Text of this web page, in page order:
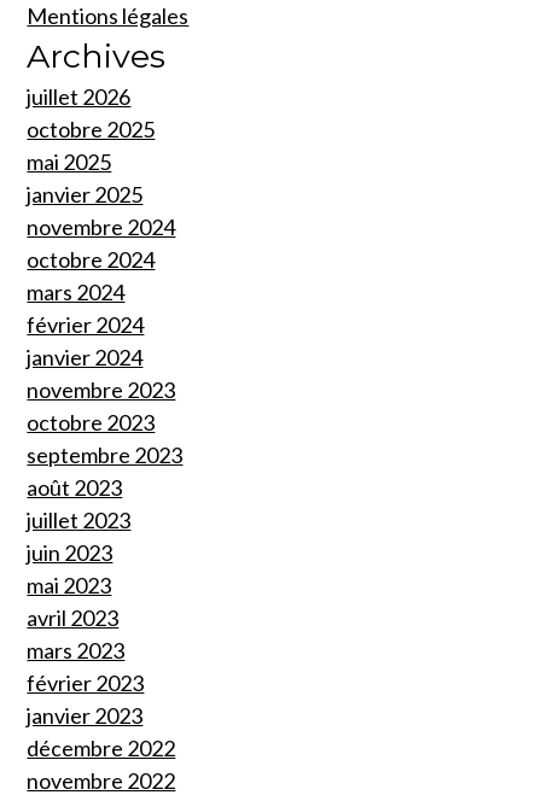
Mentions légales
Archives
juillet 2026
octobre 2025
mai 2025
janvier 2025
novembre 2024
octobre 2024
mars 2024
février 2024
janvier 2024
novembre 2023
octobre 2023
septembre 2023
août 2023
juillet 2023
juin 2023
mai 2023
avril 2023
mars 2023
février 2023
janvier 2023
décembre 2022
novembre 2022